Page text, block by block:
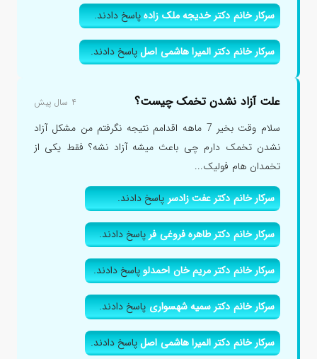
سرکار خانم دکتر خدیجه ملک زادهپاسخ دادند.
سرکار خانم دکتر المیرا هاشمی اصلپاسخ دادند.
علت آزاد نشدن تخمک چیست؟ ۴ سال پیش
سلام وقت بخیر 7 ماهه اقدامم نتیجه نگرفتم من مشکل آزاد
نشدن تخمک دارم چی باعث میشه آزاد نشه؟ فقط یکی از
تخمدان هام فولیک...
سرکار خانم دکتر عفت زادسرپاسخ دادند.
سرکار خانم دکتر طاهره فروغی فرپاسخ دادند.
سرکار خانم دکتر مریم خان احمدلوپاسخ دادند.
سرکار خانم دکتر سمیه شهسواریپاسخ دادند.
سرکار خانم دکتر المیرا هاشمی اصلپاسخ دادند.